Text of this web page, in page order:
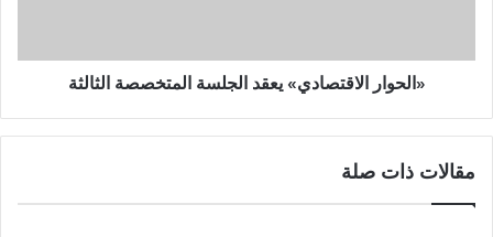
«الحوار الاقتصادي» يعقد الجلسة المتخصصة الثالثة
مقالات ذات صلة